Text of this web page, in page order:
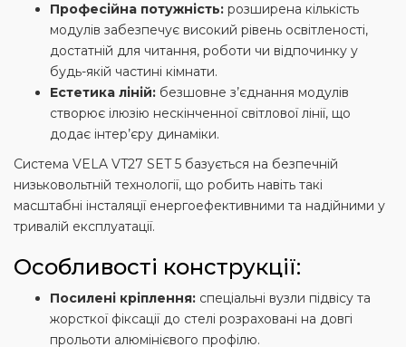
Професійна потужність: розширена кількість
модулів забезпечує високий рівень освітленості,
достатній для читання, роботи чи відпочинку у
будь-якій частині кімнати.
Естетика ліній: безшовне з’єднання модулів
створює ілюзію нескінченної світлової лінії, що
додає інтер’єру динаміки.
Система VELA VT27 SET 5 базується на безпечній
низьковольтній технології, що робить навіть такі
масштабні інсталяції енергоефективними та надійними у
тривалій експлуатації.
Особливості конструкції:
Посилені кріплення: спеціальні вузли підвісу та
жорсткої фіксації до стелі розраховані на довгі
прольоти алюмінієвого профілю.